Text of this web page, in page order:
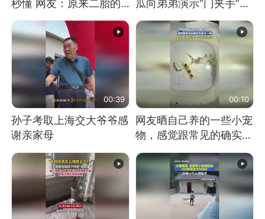
秒懂 网友：原来二胎的
快乐长这样
瓜向弟弟演示“门夹手”，
网友：果然言传不如身
教！
00:39
孙子考取上海交大爷爷感
谢亲家母
00:10
网友晒自己养的一些小宠
物，感觉跟常见的确实有
些不一样